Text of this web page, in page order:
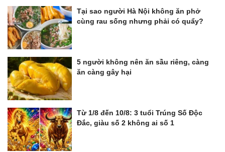
Tại sao người Hà Nội không ăn phở
cùng rau sống nhưng phải có quẩy?
5 người không nên ăn sầu riêng, càng
ăn càng gây hại
Từ 1/8 đến 10/8: 3 tuổi Trúng Số Độc
Đắc, giàu số 2 không ai số 1